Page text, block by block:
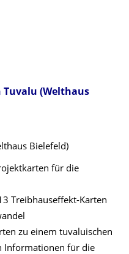
Tuvalu (Welthaus
Bielefeld)
für die
Treibhauseffekt-Karten
zu einem tuvaluischen
Informationen für die